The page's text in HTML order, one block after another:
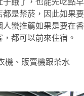
是禁菸，因此如果要
蠻推薦如果是要在香
都可以前來住宿。
機、販賣機跟茶水